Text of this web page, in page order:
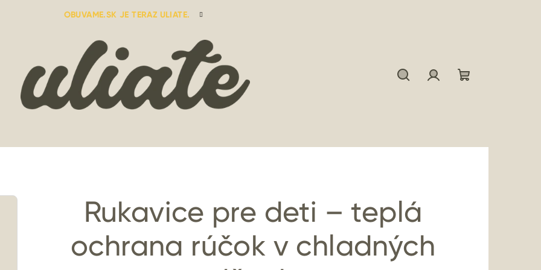
OBUVAME.SK JE TERAZ ULIATE.
Rukavice pre deti – teplá
ochrana rúčok v chladných